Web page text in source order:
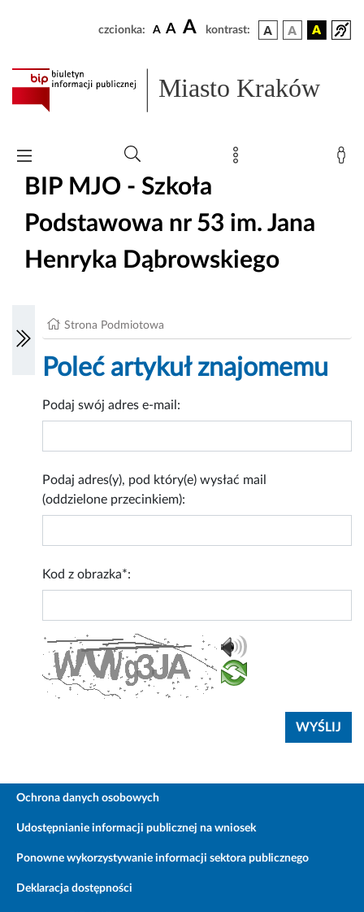
czcionka: A A A kontrast:
Miasto Kraków
BIP MJO - Szkoła
Podstawowa nr 53 im. Jana
Henryka Dąbrowskiego
Strona Podmiotowa
Poleć artykuł znajomemu
Podaj swój adres e-mail:
Podaj adres(y), pod który(e) wysłać mail
(oddzielone przecinkiem):
Kod z obrazka*:
Ochrona danych osobowych
Udostępnianie informacji publicznej na wniosek
Ponowne wykorzystywanie informacji sektora publicznego
Deklaracja dostępności